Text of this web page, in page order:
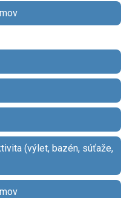
(výlet, bazén, súťaže,